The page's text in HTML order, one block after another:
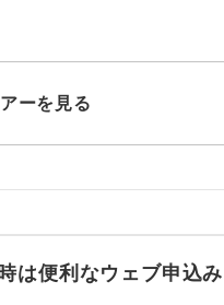
ーを見る
便利なウェブ申込み
様1室利用でも追加料金が
航空会社が指定なので、